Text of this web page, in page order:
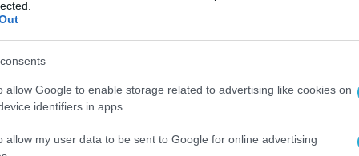
allow Google to enable storage related to advertising like cookies on
identifiers in apps.
allow my user data to be sent to Google for online advertising
ακόμη περισσότερο την Ουκρανία,
πίεση στη Ρωσία και να
ο μόνος νικητής αυτού του πολέμου,
ο Ουκρανός πρόεδρος Βολοντίμιρ
μεγαλύτερη διεθνή πίεση στη Μόσχα, λίγες